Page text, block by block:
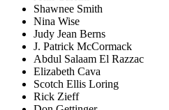
Shawnee Smith
Nina Wise
Judy Jean Berns
J. Patrick McCormack
Abdul Salaam El Razzac
Elizabeth Cava
Scotch Ellis Loring
Rick Zieff